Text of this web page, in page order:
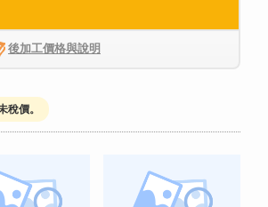
後加工價格與說明
稅價。